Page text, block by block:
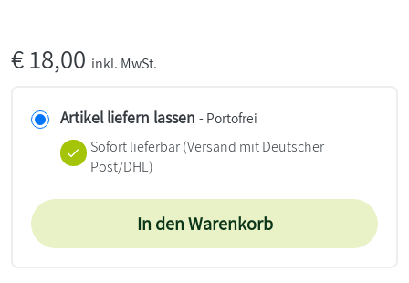
€18,00 inkl. MwSt.
Artikel liefern lassen - Portofrei
Sofort lieferbar(Versand mit Deutscher
Post/DHL)
In den Warenkorb